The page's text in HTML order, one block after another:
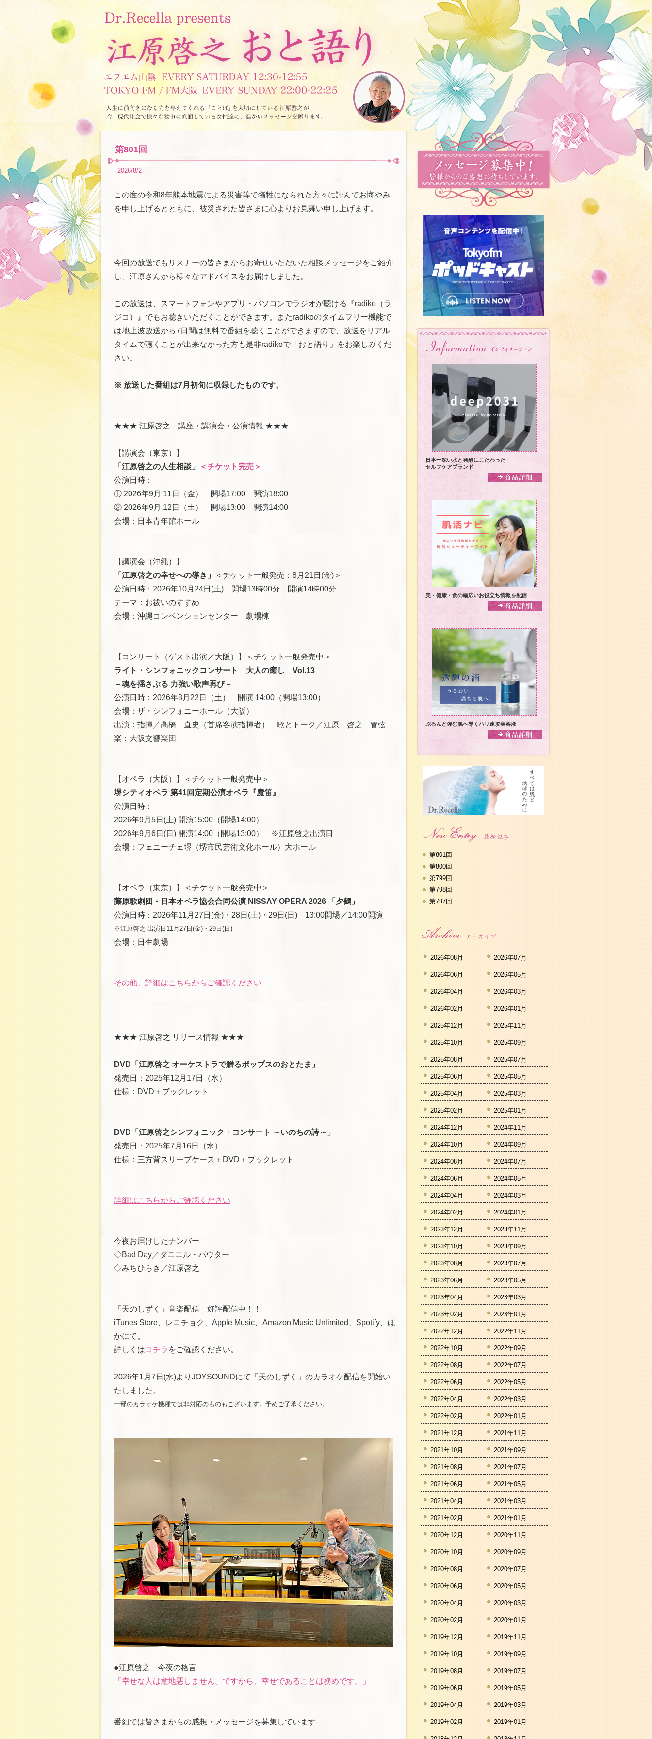
第801回
2026/8/2
この度の令和8年熊本地震による災害等で犠牲になられた方々に謹んでお悔やみ
を申し上げるとともに、被災された皆さまに心よりお見舞い申し上げます。
今回の放送でもリスナーの皆さまからお寄せいただいた相談メッセージをご紹介
し、江原さんから様々なアドバイスをお届けしました。
この放送は、スマートフォンやアプリ・パソコンでラジオが聴ける『radiko（ラ
ジコ）』でもお聴きいただくことができます。またradikoのタイムフリー機能で
は地上波放送から7日間は無料で番組を聴くことができますので、放送をリアル
タイムで聴くことが出来なかった方も是非radikoで「おと語り」をお楽しみくだ
さい。
※ 放送した番組は7月初旬に収録したものです。
★★★ 江原啓之 講座・講演会・公演情報 ★★★
【講演会（東京）】
「江原啓之の人生相談」
＜チケット完売＞
公演日時：
① 2026年9月 11日（金） 開場17:00 開演18:00
② 2026年9月 12日（土） 開場13:00 開演14:00
会場：日本青年館ホール
【講演会（沖縄）】
「江原啓之の幸せへの導き」
＜チケット一般発売：8月21日(金)＞
公演日時：2026年10月24日(土) 開場13時00分 開演14時00分
テーマ：お祓いのすすめ
会場：沖縄コンベンションセンター 劇場棟
【コンサート（ゲスト出演／大阪）】＜チケット一般発売中＞
ライト・シンフォニックコンサート 大人の癒し Vol.13
－魂を揺さぶる 力強い歌声再び－
公演日時：2026年8月22日（土） 開演 14:00（開場13:00）
会場：ザ・シンフォニーホール（大阪）
出演：指揮／髙橋 直史（首席客演指揮者） 歌とトーク／江原 啓之 管弦
楽：大阪交響楽団
【オペラ（大阪）】＜チケット一般発売中＞
堺シティオペラ 第41回定期公演オペラ『魔笛』
公演日時：
2026年9月5日(土) 開演15:00（開場14:00）
2026年9月6日(日) 開演14:00（開場13:00） ※江原啓之出演日
会場：フェニーチェ堺（堺市民芸術文化ホール）大ホール
【オペラ（東京）】＜チケット一般発売中＞
藤原歌劇団・日本オペラ協会合同公演 NISSAY OPERA 2026 「夕鶴」
公演日時：2026年11月27日(金)・28日(土)・29日(日) 13:00開場／14:00開演
※江原啓之 出演日11月27日(金)・29日(日)
会場：日生劇場
その他、詳細はこちらからご確認ください
★★★ 江原啓之 リリース情報 ★★★
DVD「江原啓之 オーケストラで贈るポップスのおとたま」
発売日：2025年12月17日（水）
仕様：DVD＋ブックレット
DVD「江原啓之シンフォニック・コンサート ～いのちの詩～」
発売日：2025年7月16日（水）
仕様：三方背スリーブケース＋DVD＋ブックレット
詳細はこちらからご確認ください
今夜お届けしたナンバー
◇Bad Day／ダニエル・パウター
◇みちひらき／江原啓之
「天のしずく」音楽配信 好評配信中！！
iTunes Store、レコチョク、Apple Music、Amazon Music Unlimited、Spotify、ほ
かにて。
詳しくはコチラ をご確認ください。
2026年1月7日(水)よりJOYSOUNDにて「天のしずく」のカラオケ配信を開始い
たしました。
一部のカラオケ機種では非対応のものもございます。予めご了承ください。
●江原啓之 今夜の格言
「幸せな人は意地悪しません。ですから、幸せであることは務めです。」
番組では皆さまからの感想・メッセージを募集しています
日本一深い水と発酵にこだわった
セルフケアブランド
美・健康・食の幅広いお役立ち情報を配信
ぷるんと弾む肌へ導くハリ速攻美容液
第801回
第800回
第799回
第798回
第797回
2026年08月 2026年07月
2026年06月 2026年05月
2026年04月 2026年03月
2026年02月 2026年01月
2025年12月 2025年11月
2025年10月 2025年09月
2025年08月 2025年07月
2025年06月 2025年05月
2025年04月 2025年03月
2025年02月 2025年01月
2024年12月 2024年11月
2024年10月 2024年09月
2024年08月 2024年07月
2024年06月 2024年05月
2024年04月 2024年03月
2024年02月 2024年01月
2023年12月 2023年11月
2023年10月 2023年09月
2023年08月 2023年07月
2023年06月 2023年05月
2023年04月 2023年03月
2023年02月 2023年01月
2022年12月 2022年11月
2022年10月 2022年09月
2022年08月 2022年07月
2022年06月 2022年05月
2022年04月 2022年03月
2022年02月 2022年01月
2021年12月 2021年11月
2021年10月 2021年09月
2021年08月 2021年07月
2021年06月 2021年05月
2021年04月 2021年03月
2021年02月 2021年01月
2020年12月 2020年11月
2020年10月 2020年09月
2020年08月 2020年07月
2020年06月 2020年05月
2020年04月 2020年03月
2020年02月 2020年01月
2019年12月 2019年11月
2019年10月 2019年09月
2019年08月 2019年07月
2019年06月 2019年05月
2019年04月 2019年03月
2019年02月 2019年01月